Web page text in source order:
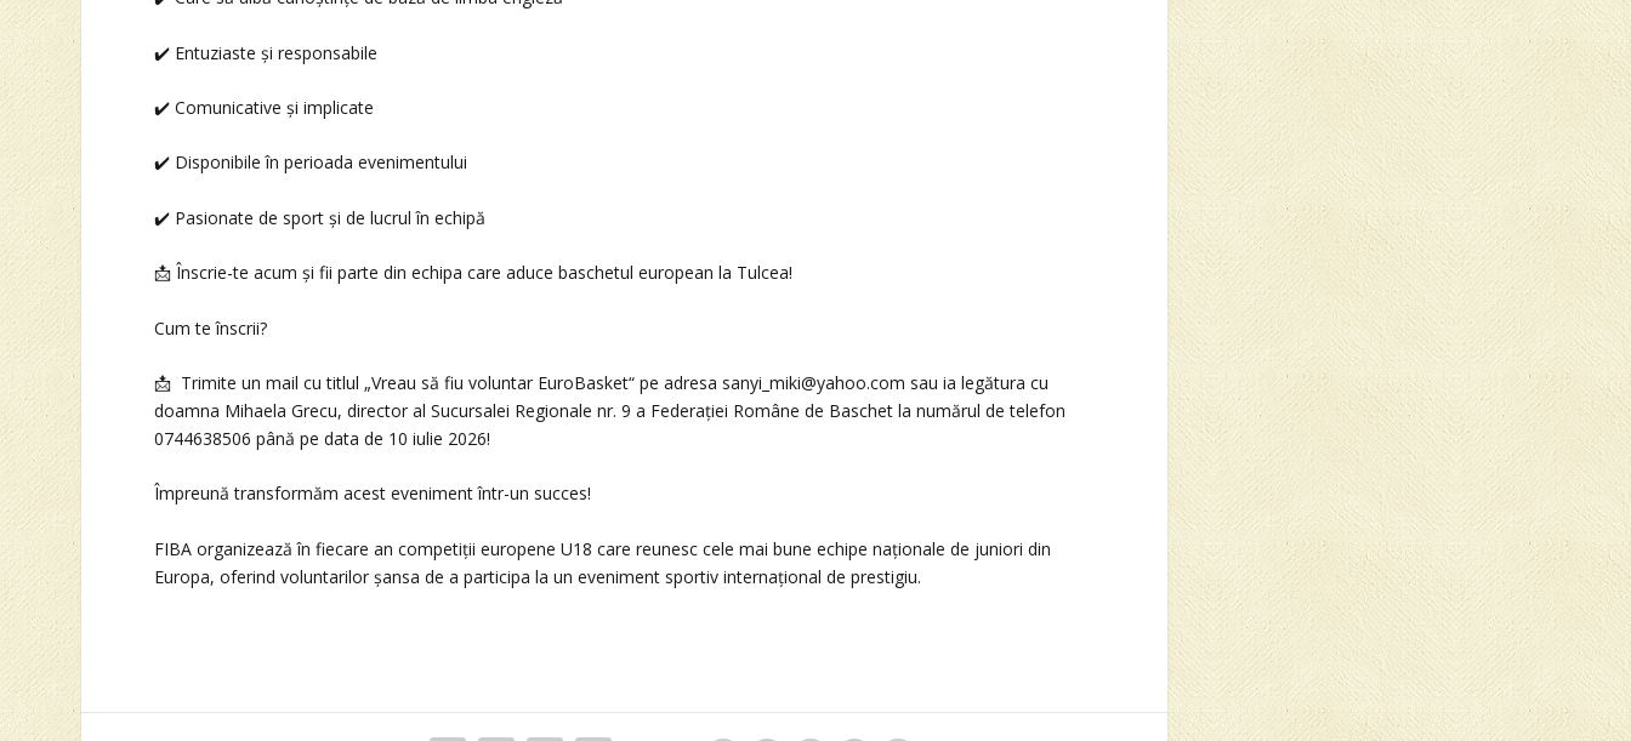
✔️ Entuziaste și responsabile
✔️ Comunicative și implicate
✔️ Disponibile în perioada evenimentului
✔️ Pasionate de sport și de lucrul în echipă
📩 Înscrie-te acum și fii parte din echipa care aduce baschetul european la Tulcea!
Cum te înscrii?
📩 Trimite un mail cu titlul „Vreau să fiu voluntar EuroBasket“ pe adresa sanyi_miki@yahoo.com sau ia legătura cu
doamna Mihaela Grecu, director al Sucursalei Regionale nr. 9 a Federației Române de Baschet la numărul de telefon
0744638506 până pe data de 10 iulie 2026!
Împreună transformăm acest eveniment într-un succes!
FIBA organizează în fiecare an competiții europene U18 care reunesc cele mai bune echipe naționale de juniori din
Europa, oferind voluntarilor șansa de a participa la un eveniment sportiv internațional de prestigiu.